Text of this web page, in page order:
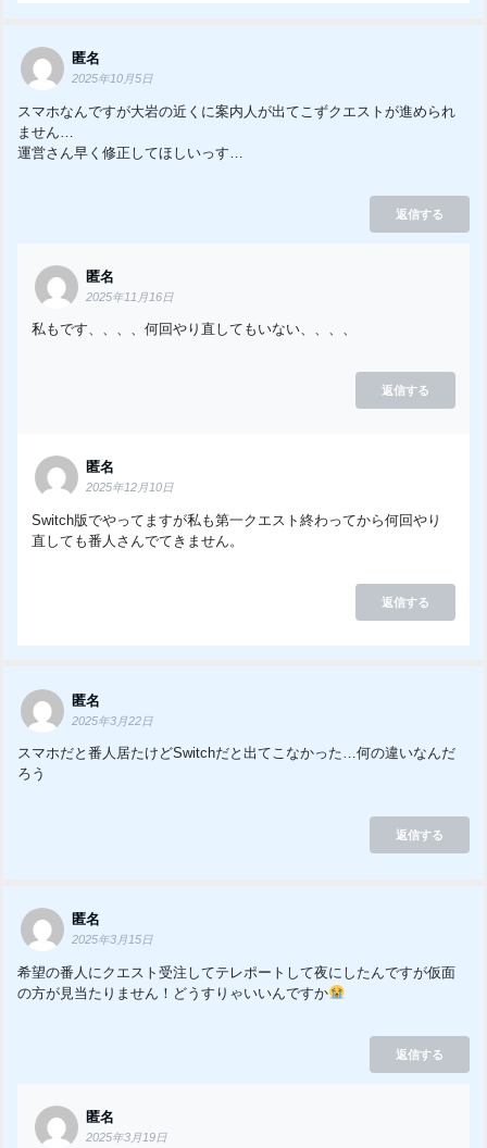
匿名
2025年10月5日
スマホなんですが大岩の近くに案内人が出てこずクエストが進められ
ません…
運営さん早く修正してほしいっす…
返信する
匿名
2025年11月16日
私もです、、、、何回やり直してもいない、、、、
返信する
匿名
2025年12月10日
Switch版でやってますが私も第一クエスト終わってから何回やり
直しても番人さんでてきません。
返信する
匿名
2025年3月22日
スマホだと番人居たけどSwitchだと出てこなかった…何の違いなんだ
ろう
返信する
匿名
2025年3月15日
希望の番人にクエスト受注してテレポートして夜にしたんですが仮面
の方が見当たりません！どうすりゃいいんですか
返信する
匿名
2025年3月19日